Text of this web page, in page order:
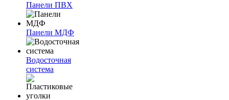
Панели ПВХ
Панели МДФ
Водосточная
система